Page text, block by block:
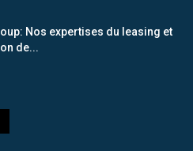
Nos expertises du leasing et
de...